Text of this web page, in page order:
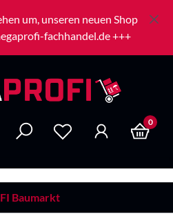
um, unseren neuen Shop
fachhandel.de +++
anzeigen 0
Baumarkt